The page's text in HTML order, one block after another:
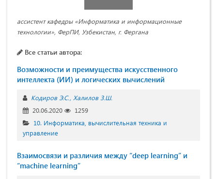
ассистент кафедры «Информатика и информационные
технологии», ФерПИ, Узбекистан, г. Фергана
Все статьи автора:
Возможности и преимущества искусственного
интеллекта (ИИ) и логических вычислений
Кодиров Э.С. Халилов З.Ш.
20.06.2020
1259
10. Информатика, вычислительная техника и
управление
Взаимосвязи и различия между “deep learning” и
“machine learning”